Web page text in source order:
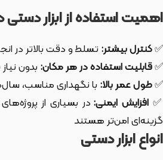
اهمیت استفاده از ابزار
✅کنترل بیشتر: تسلط و دقت بالاتر در
✅قابلیت استفاده در هر مکان: بدون
✅طول عمر بالا: با نگهداری مناسب،
✅ افزایش ایمنی: در بسیاری از
گزینه‌ای امن‌تر هستند
انواع ابزار دستی